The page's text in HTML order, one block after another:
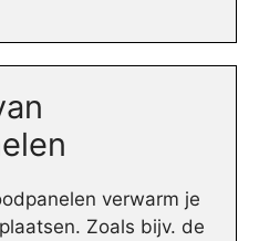
verwarm je
Zoals bijv. de